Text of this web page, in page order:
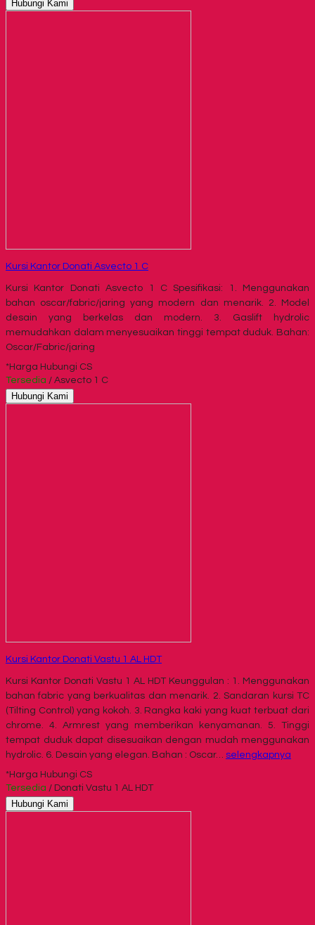
Hubungi Kami
Kursi Kantor Donati Asvecto 1 C
Kursi Kantor Donati Asvecto 1 C Spesifikasi: 1. Menggunakan
bahan oscar/fabric/jaring yang modern dan menarik. 2. Model
desain yang berkelas dan modern. 3. Gaslift hydrolic
memudahkan dalam menyesuaikan tinggi tempat duduk. Bahan:
Oscar/Fabric/jaring
*Harga Hubungi CS
Tersedia / Asvecto 1 C
Hubungi Kami
Kursi Kantor Donati Vastu 1 AL HDT
Kursi Kantor Donati Vastu 1 AL HDT Keunggulan : 1. Menggunakan
bahan fabric yang berkualitas dan menarik. 2. Sandaran kursi TC
(Tilting Control) yang kokoh. 3. Rangka kaki yang kuat terbuat dari
chrome. 4. Armrest yang memberikan kenyamanan. 5. Tinggi
tempat duduk dapat disesuaikan dengan mudah menggunakan
hydrolic. 6. Desain yang elegan. Bahan : Oscar… selengkapnya
*Harga Hubungi CS
Tersedia / Donati Vastu 1 AL HDT
Hubungi Kami